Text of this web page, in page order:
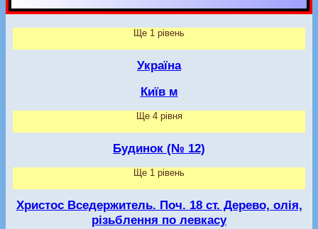
Ще 1 рівень
Україна
Київ м
Ще 4 рівня
Будинок (№ 12)
Ще 1 рівень
Христос Вседержитель. Поч. 18 ст. Дерево, олія,
різьблення по левкасу